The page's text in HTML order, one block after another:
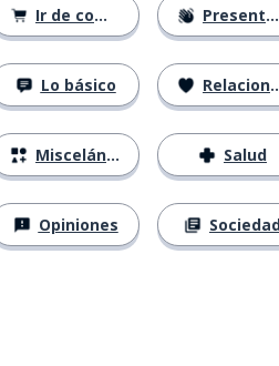
Ir de compras
Lo básico
Misceláneo
Opiniones
Presentándose
Relaciones
Salud